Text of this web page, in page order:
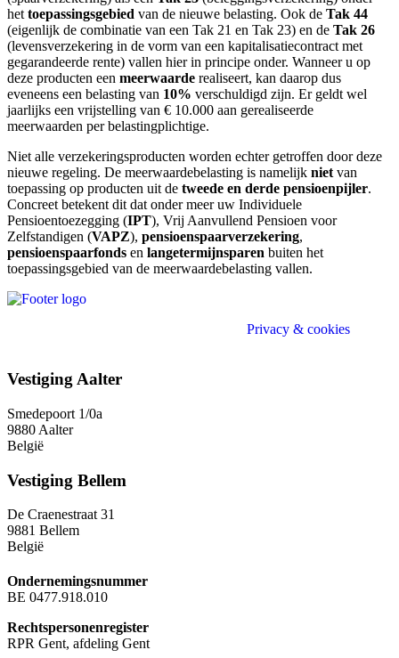
het toepassingsgebied van de nieuwe belasting. Ook de Tak 44
(eigenlijk de combinatie van een Tak 21 en Tak 23) en de Tak 26
(levensverzekering in de vorm van een kapitalisatiecontract met
gegarandeerde rente) vallen hier in principe onder. Wanneer u op
deze producten een meerwaarde realiseert, kan daarop dus
eveneens een belasting van 10% verschuldigd zijn. Er geldt wel
jaarlijks een vrijstelling van € 10.000 aan gerealiseerde
meerwaarden per belastingplichtige.
Niet alle verzekeringsproducten worden echter getroffen door deze
nieuwe regeling. De meerwaardebelasting is namelijk niet van
toepassing op producten uit de tweede en derde pensioenpijler.
Concreet betekent dit dat onder meer uw Individuele
Pensioentoezegging (IPT), Vrij Aanvullend Pensioen voor
Zelfstandigen (VAPZ), pensioenspaarverzekering,
pensioenspaarfonds en langetermijnsparen buiten het
toepassingsgebied van de meerwaardebelasting vallen.
Privacy & cookies
Vestiging Aalter
Smedepoort 1/0a
9880 Aalter
België
Vestiging Bellem
De Craenestraat 31
9881 Bellem
België
Ondernemingsnummer
BE 0477.918.010
Rechtspersonenregister
RPR Gent, afdeling Gent